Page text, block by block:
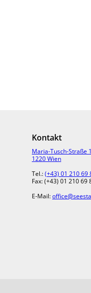
Kontakt
Maria-Tusch-Straße
1220 Wien
Tel.:(+43) 01 210 69
Fax: (+43) 01 210 69
E-Mail: